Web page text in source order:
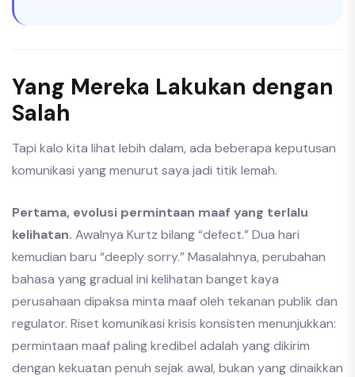
Yang Mereka Lakukan dengan
Salah
Tapi kalo kita lihat lebih dalam, ada beberapa keputusan
komunikasi yang menurut saya jadi titik lemah.
Pertama, evolusi permintaan maaf yang terlalu
kelihatan. Awalnya Kurtz bilang “defect.” Dua hari
kemudian baru “deeply sorry.” Masalahnya, perubahan
bahasa yang gradual ini kelihatan banget kaya
perusahaan dipaksa minta maaf oleh tekanan publik dan
regulator. Riset komunikasi krisis konsisten menunjukkan:
permintaan maaf paling kredibel adalah yang dikirim
dengan kekuatan penuh sejak awal, bukan yang dinaikkan